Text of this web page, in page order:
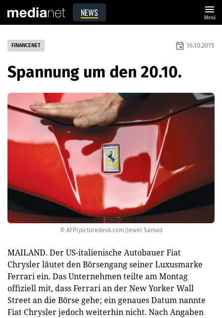
NEWS menu
Menü
© AFP/picturedesk.com/Jewel Samad
FINANCENET event 16.10.2015
Spannung um den 20.10.
MAILAND. Der US-italienische Autobauer Fiat
Chrysler läutet den Börsengang seiner Luxusmarke
Ferrari ein. Das Unternehmen teilte am Montag
offiziell mit, dass Ferrari an der New Yorker Wall
Street an die Börse gehe; ein genaues Datum nannte
Fiat Chrysler jedoch weiterhin nicht. Nach Angaben